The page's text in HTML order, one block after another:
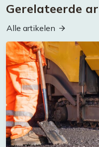
Gerelateerde
Alle artikelen